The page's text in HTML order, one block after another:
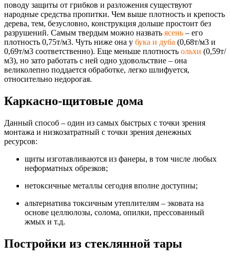
поводу защиты от грибков и разложения существуют
народные средства пропитки. Чем выше плотность и крепость
дерева, тем, безусловно, конструкция дольше простоит без
разрушений. Самым твердым можно назвать ясень – его
плотность 0,75т/м3. Чуть ниже она у бука и дуба (0,68т/м3 и
0,69т/м3 соответственно). Еще меньше плотность ольхи (0,59т/
м3), но зато работать с ней одно удовольствие – она
великолепно поддается обработке, легко шлифуется,
относительно недорогая.
Каркасно-щитовые дома
Данный способ – один из самых быстрых с точки зрения
монтажа и низкозатратный с точки зрения денежных
ресурсов:
щиты изготавливаются из фанеры, в том числе любых
неформатных обрезков;
нетоксичные металлы сегодня вполне доступны;
альтернатива токсичным утеплителям – эковата на
основе целлюлозы, солома, опилки, прессованный
жмых и т.д.
Постройки из стеклянной тары